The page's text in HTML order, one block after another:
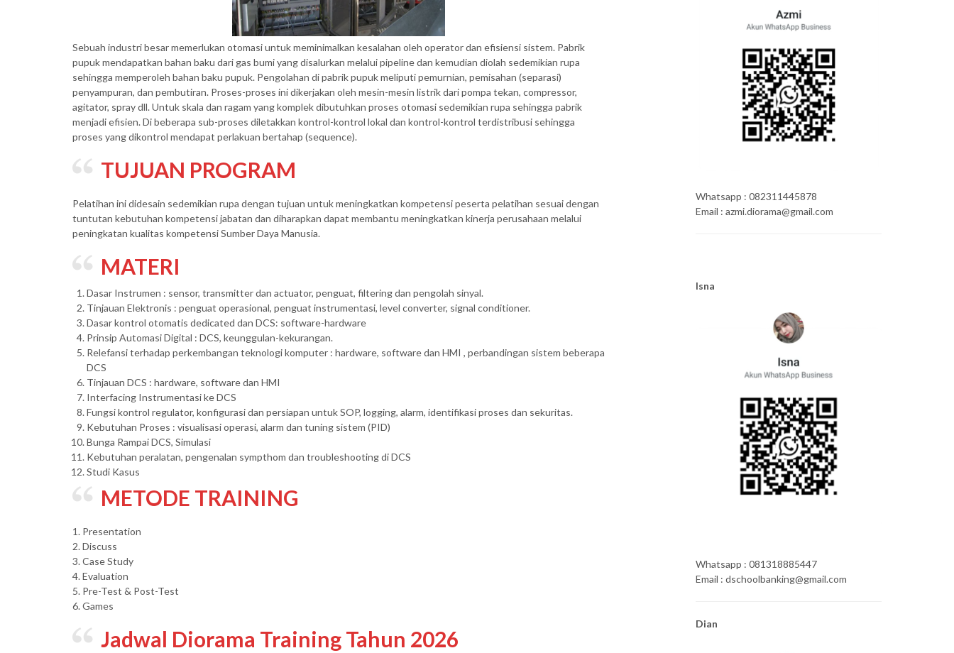
Sebuah industri besar memerlukan otomasi untuk meminimalkan kesalahan oleh operator dan efisiensi sistem. Pabrik
pupuk mendapatkan bahan baku dari gas bumi yang disalurkan melalui pipeline dan kemudian diolah sedemikian rupa
sehingga memperoleh bahan baku pupuk. Pengolahan di pabrik pupuk meliputi pemurnian, pemisahan (separasi)
penyampuran, dan pembutiran. Proses-proses ini dikerjakan oleh mesin-mesin listrik dari pompa tekan, compressor,
agitator, spray dll. Untuk skala dan ragam yang komplek dibutuhkan proses otomasi sedemikian rupa sehingga pabrik
menjadi efisien. Di beberapa sub-proses diletakkan kontrol-kontrol lokal dan kontrol-kontrol terdistribusi sehingga
proses yang dikontrol mendapat perlakuan bertahap (sequence).
TUJUAN PROGRAM
Pelatihan ini didesain sedemikian rupa dengan tujuan untuk meningkatkan kompetensi peserta pelatihan sesuai dengan
tuntutan kebutuhan kompetensi jabatan dan diharapkan dapat membantu meningkatkan kinerja perusahaan melalui
peningkatan kualitas kompetensi Sumber Daya Manusia.
MATERI
Dasar Instrumen : sensor, transmitter dan actuator, penguat, filtering dan pengolah sinyal.
Tinjauan Elektronis : penguat operasional, penguat instrumentasi, level converter, signal conditioner.
Dasar kontrol otomatis dedicated dan DCS: software-hardware
Prinsip Automasi Digital : DCS, keunggulan-kekurangan.
Relefansi terhadap perkembangan teknologi komputer : hardware, software dan HMI , perbandingan sistem beberapa
DCS
Tinjauan DCS : hardware, software dan HMI
Interfacing Instrumentasi ke DCS
Fungsi kontrol regulator, konfigurasi dan persiapan untuk SOP, logging, alarm, identifikasi proses dan sekuritas.
Kebutuhan Proses : visualisasi operasi, alarm dan tuning sistem (PID)
Bunga Rampai DCS, Simulasi
Kebutuhan peralatan, pengenalan sympthom dan troubleshooting di DCS
Studi Kasus
METODE TRAINING
1. Presentation
2. Discuss
3. Case Study
4. Evaluation
5. Pre-Test & Post-Test
6. Games
Jadwal Diorama Training Tahun 2026
Whatsapp : 082311445878
Email : azmi.diorama@gmail.com
Isna
Whatsapp : 081318885447
Email : dschoolbanking@gmail.com
Dian